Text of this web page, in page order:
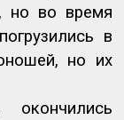
но во время
в
но их